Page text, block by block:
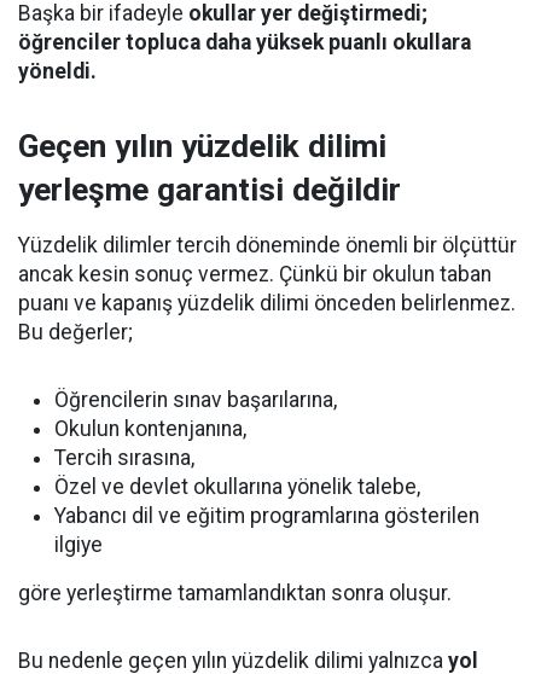
Başka bir ifadeyle okullar yer değiştirmedi;
öğrenciler topluca daha yüksek puanlı okullara
yöneldi.
Geçen yılın yüzdelik dilimi
yerleşme garantisi değildir
Yüzdelik dilimler tercih döneminde önemli bir ölçüttür
ancak kesin sonuç vermez. Çünkü bir okulun taban
puanı ve kapanış yüzdelik dilimi önceden belirlenmez.
Bu değerler;
Öğrencilerin sınav başarılarına,
Okulun kontenjanına,
Tercih sırasına,
Özel ve devlet okullarına yönelik talebe,
Yabancı dil ve eğitim programlarına gösterilen
ilgiye
göre yerleştirme tamamlandıktan sonra oluşur.
Bu nedenle geçen yılın yüzdelik dilimi yalnızca yol